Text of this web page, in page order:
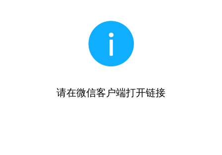
请在微信客户端打开链接